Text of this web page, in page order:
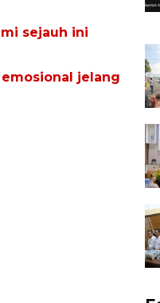
sejauh ini
jelang